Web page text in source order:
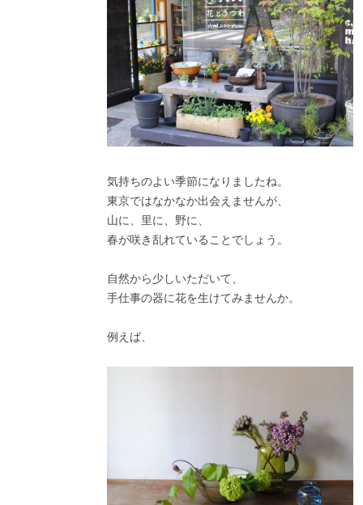
気持ちのよい季節になりましたね。
東京ではなかなか出会えませんが、
山に、里に、野に、
春が咲き乱れていることでしょう。
自然から少しいただいて、
手仕事の器に花を生けてみませんか。
例えば、